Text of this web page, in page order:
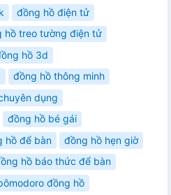
đồng hồ điện tử
hồ treo tường điện tử
hồ 3d
đồng hồ thông minh
dụng
đồng hồ bé gái
hồ để bàn
đồng hồ hẹn giờ
hồ báo thức để bàn
đồng hồ